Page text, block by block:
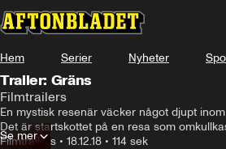
Hem Serier Nyheter
Trailer: Gräns
Filmtrailers
En mystisk resenär väcker något djupt
Det är startskottet på en resa som
slutligen leder till sanningen om vem hon är.
Filmtrailers • 18.12.18 • 114 sek
Se mer